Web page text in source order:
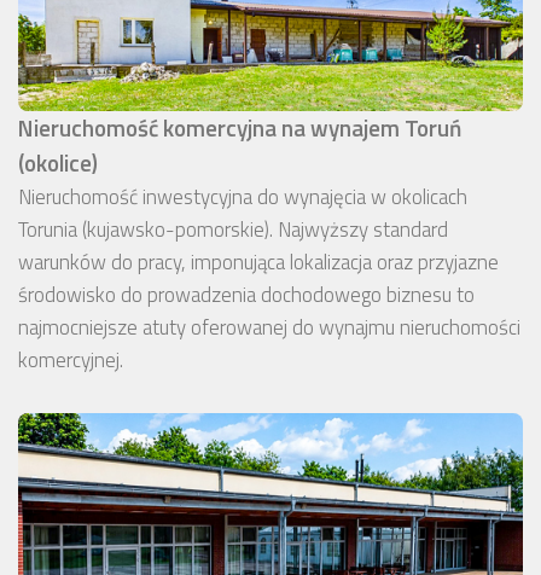
Nieruchomość komercyjna na wynajem Toruń
(okolice)
Nieruchomość inwestycyjna do wynajęcia w okolicach
Torunia (kujawsko-pomorskie). Najwyższy standard
warunków do pracy, imponująca lokalizacja oraz przyjazne
środowisko do prowadzenia dochodowego biznesu to
najmocniejsze atuty oferowanej do wynajmu nieruchomości
komercyjnej.